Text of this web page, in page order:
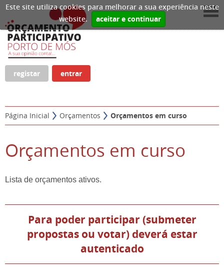
Este site utiliza cookies para melhorar a sua experiência neste
website.
aceitar e continuar
registar entrar
Página Inicial Orçamentos Orçamentos em curso
Orçamentos em curso
Lista de orçamentos ativos.
Para poder participar (submeter
propostas ou votar) deverá estar
autenticado